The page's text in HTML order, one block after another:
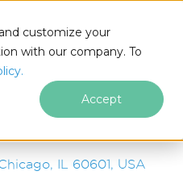
customize your
with our company. To
Accept
IL 60601, USA